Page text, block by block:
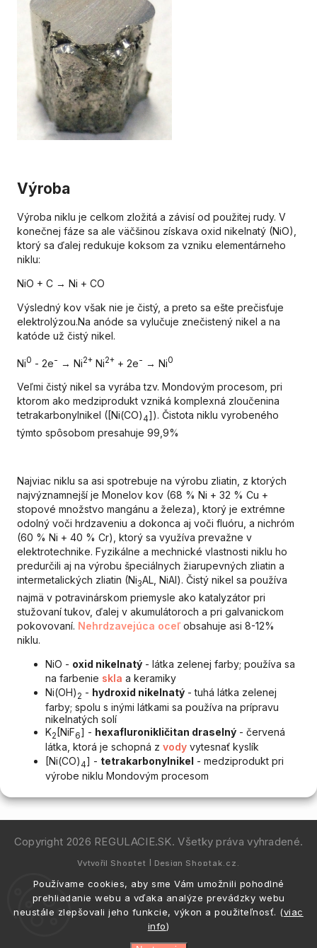
Používame cookies, aby sme Vám umožnili pohodlné
prehliadanie webu a vďaka analýze prevádzky webu
neustále zlepšovali jeho funkcie, výkon a použiteľnosť. (viac
info)
Výroba
Výroba niklu je celkom zložitá a závisí od použitej rudy. V
konečnej fáze sa ale väčšinou získava oxid nikelnatý (NiO),
ktorý sa ďalej redukuje koksom za vzniku elementárneho
niklu:
NiO + C → Ni + CO
Výsledný kov však nie je čistý, a preto sa ešte prečisťuje
elektrolýzou.Na anóde sa vylučuje znečistený nikel a na
katóde už čistý nikel.
Ni0 - 2e- → Ni2+ Ni2+ + 2e- → Ni0
Veľmi čistý nikel sa vyrába tzv. Mondovým procesom, pri
ktorom ako medziprodukt vzniká komplexná zloučenina
tetrakarbonylnikel ([Ni(CO)4]). Čistota niklu vyrobeného
týmto spôsobom presahuje 99,9%
Najviac niklu sa asi spotrebuje na výrobu zliatin, z ktorých
najvýznamnejší je Monelov kov (68 % Ni + 32 % Cu +
stopové množstvo mangánu a železa), ktorý je extrémne
odolný voči hrdzaveniu a dokonca aj voči fluóru, a nichróm
(60 % Ni + 40 % Cr), ktorý sa využíva prevažne v
elektrotechnike. Fyzikálne a mechnické vlastnosti niklu ho
predurčili aj na výrobu špeciálnych žiarupevných zliatin a
intermetalických zliatin (Ni3AL, NiAl). Čistý nikel sa používa
najmä v potravinárskom priemysle ako katalyzátor pri
stužovaní tukov, ďalej v akumulátoroch a pri galvanickom
pokovovaní. Nehrdzavejúca oceľ obsahuje asi 8-12%
niklu.
NiO - oxid nikelnatý - látka zelenej farby; používa sa
na farbenie skla a keramiky
Ni(OH) 2 - hydroxid nikelnatý - tuhá látka zelenej
farby; spolu s inými látkami sa používa na prípravu
nikelnatých solí
K2 [NiF6] - hexafluronikličitan draselný - červená
látka, ktorá je schopná z vody vytesnať kyslík
[Ni(CO)4] - tetrakarbonylnikel - medziprodukt pri
výrobe niklu Mondovým procesom
Copyright 2026 REGULACIE.SK. Všetky práva vyhradené.
Vytvořil Shoptet | Design Shoptak.cz.